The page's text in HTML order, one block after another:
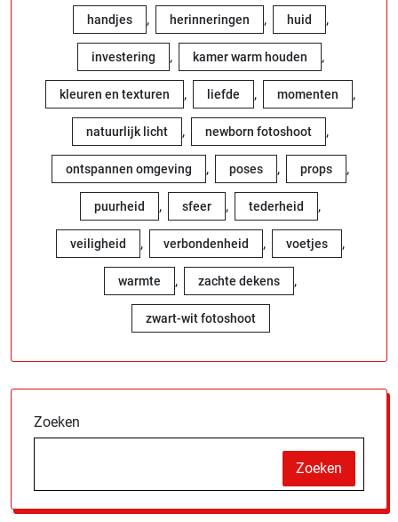
handjes , herinneringen , huid ,
investering , kamer warm houden ,
kleuren en texturen , liefde , momenten ,
natuurlijk licht , newborn fotoshoot ,
ontspannen omgeving , poses , props ,
puurheid , sfeer , tederheid ,
veiligheid , verbondenheid , voetjes ,
warmte , zachte dekens ,
zwart-wit fotoshoot
Zoeken
Zoeken